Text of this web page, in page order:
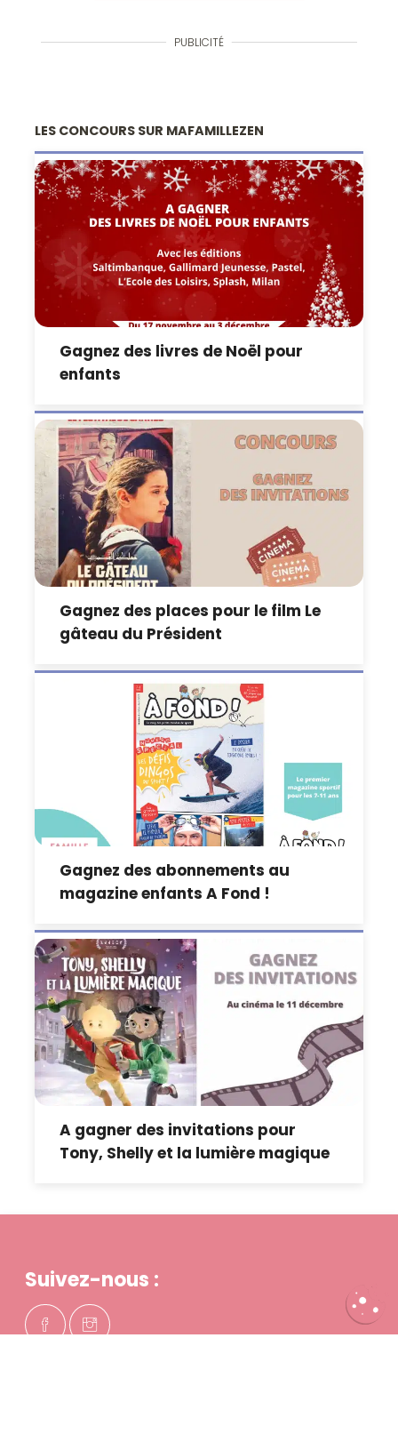
PUBLICITÉ
LES CONCOURS SUR MAFAMILLEZEN
Gagnez des livres de Noël pour
enfants
Gagnez des places pour le film Le
gâteau du Président
Gagnez des abonnements au
magazine enfants A Fond !
A gagner des invitations pour
Tony, Shelly et la lumière magique
Suivez-nous :